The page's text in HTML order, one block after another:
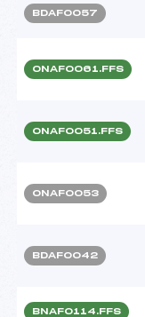
BDAF0057
ONAF0061.FFS
ONAF0051.FFS
ONAF0053
BDAF0042
BNAF0114.FFS